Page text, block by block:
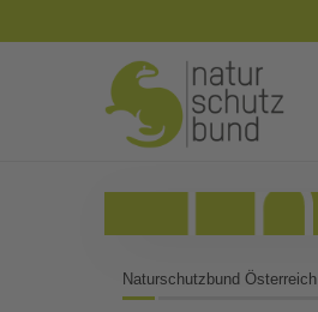
Naturschutzbund Österreich